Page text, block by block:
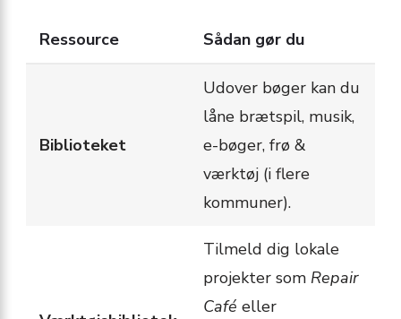
Ressource Sådan gør du
Biblioteket
Udover bøger kan du
låne brætspil, musik,
e-bøger, frø &
værktøj (i flere
kommuner).
Tilmeld dig lokale
projekter som Repair
Café eller